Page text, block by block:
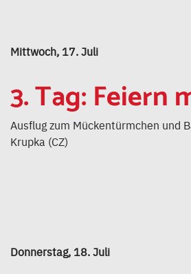
Mittwoch, 17. Juli
3. Tag: Feiern
Ausflug zum Mückentürmchen und
Krupka (CZ)
Donnerstag, 18. Juli